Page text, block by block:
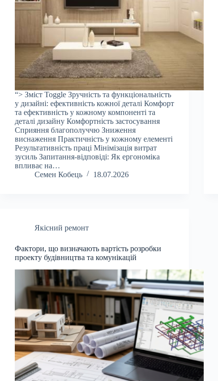
“> Зміст Toggle Зручність та функціональність
у дизайні: ефективність кожної деталі Комфорт
та ефективність у кожному компоненті та
деталі дизайну Комфортність застосування
Сприяння благополуччю Зниження
виснаження Практичність у кожному елементі
Результативність праці Мінімізація витрат
зусиль Запитання-відповіді: Як ергономіка
впливає на…
Семен Кобець
18.07.2026
Якісний ремонт
Фактори, що визначають вартість розробки
проекту будівництва та комунікацій